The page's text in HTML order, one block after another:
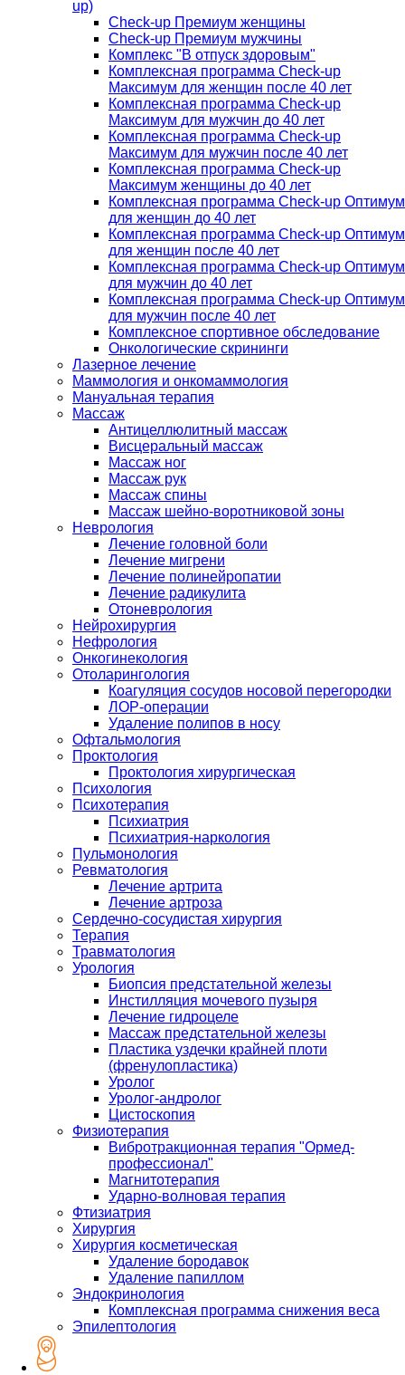
up)
Check-up Премиум женщины
Check-up Премиум мужчины
Комплекс "В отпуск здоровым"
Комплексная программа Check-up
Максимум для женщин после 40 лет
Комплексная программа Check-up
Максимум для мужчин до 40 лет
Комплексная программа Check-up
Максимум для мужчин после 40 лет
Комплексная программа Check-up
Максимум женщины до 40 лет
Комплексная программа Check-up Оптимум
для женщин до 40 лет
Комплексная программа Check-up Оптимум
для женщин после 40 лет
Комплексная программа Check-up Оптимум
для мужчин до 40 лет
Комплексная программа Check-up Оптимум
для мужчин после 40 лет
Комплексное спортивное обследование
Онкологические скрининги
Лазерное лечение
Маммология и онкомаммология
Мануальная терапия
Массаж
Антицеллюлитный массаж
Висцеральный массаж
Массаж ног
Массаж рук
Массаж спины
Массаж шейно-воротниковой зоны
Неврология
Лечение головной боли
Лечение мигрени
Лечение полинейропатии
Лечение радикулита
Отоневрология
Нейрохирургия
Нефрология
Онкогинекология
Отоларингология
Коагуляция сосудов носовой перегородки
ЛОР-операции
Удаление полипов в носу
Офтальмология
Проктология
Проктология хирургическая
Психология
Психотерапия
Психиатрия
Психиатрия-наркология
Пульмонология
Ревматология
Лечение артрита
Лечение артроза
Сердечно-сосудистая хирургия
Терапия
Травматология
Урология
Биопсия предстательной железы
Инстилляция мочевого пузыря
Лечение гидроцеле
Массаж предстательной железы
Пластика уздечки крайней плоти
(френулопластика)
Уролог
Уролог-андролог
Цистоскопия
Физиотерапия
Вибротракционная терапия "Ормед-
профессионал"
Магнитотерапия
Ударно-волновая терапия
Фтизиатрия
Хирургия
Хирургия косметическая
Удаление бородавок
Удаление папиллом
Эндокринология
Комплексная программа снижения веса
Эпилептология